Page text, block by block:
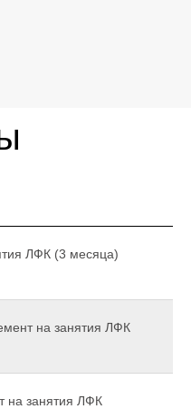
ЛФК (3 месяца)
на занятия ЛФК
на занятия ЛФК